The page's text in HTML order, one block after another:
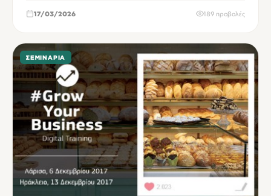
17/03/2026 189 προβολές
ΣΕΜΙΝΆΡΙΑ